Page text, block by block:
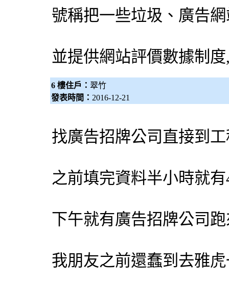
號稱把一些垃圾、廣告
並提供網站評價數據制
6 樓住戶： 翠竹
發表時間： 2016-12-21
找廣告招牌公司直接到
之前填完資料半小時就
下午就有廣告招牌公司
我朋友之前還蠢到去雅